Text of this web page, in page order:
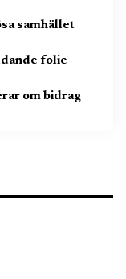
samhället
folie
om bidrag